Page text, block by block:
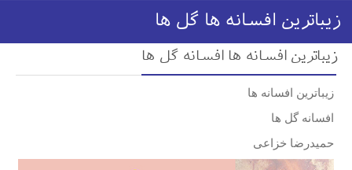
زیباترین افسانه ها گل ها
زیباترین افسانه ها افسانه گل ها
زیباترین افسانه ها
افسانه گل ها
حمیدرضا خزاعی